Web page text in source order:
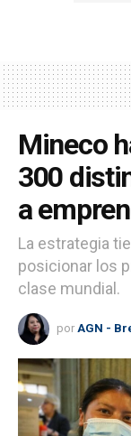
Mineco
300
a
La estrategia
posicionar los
clase mundial.
por AGN -